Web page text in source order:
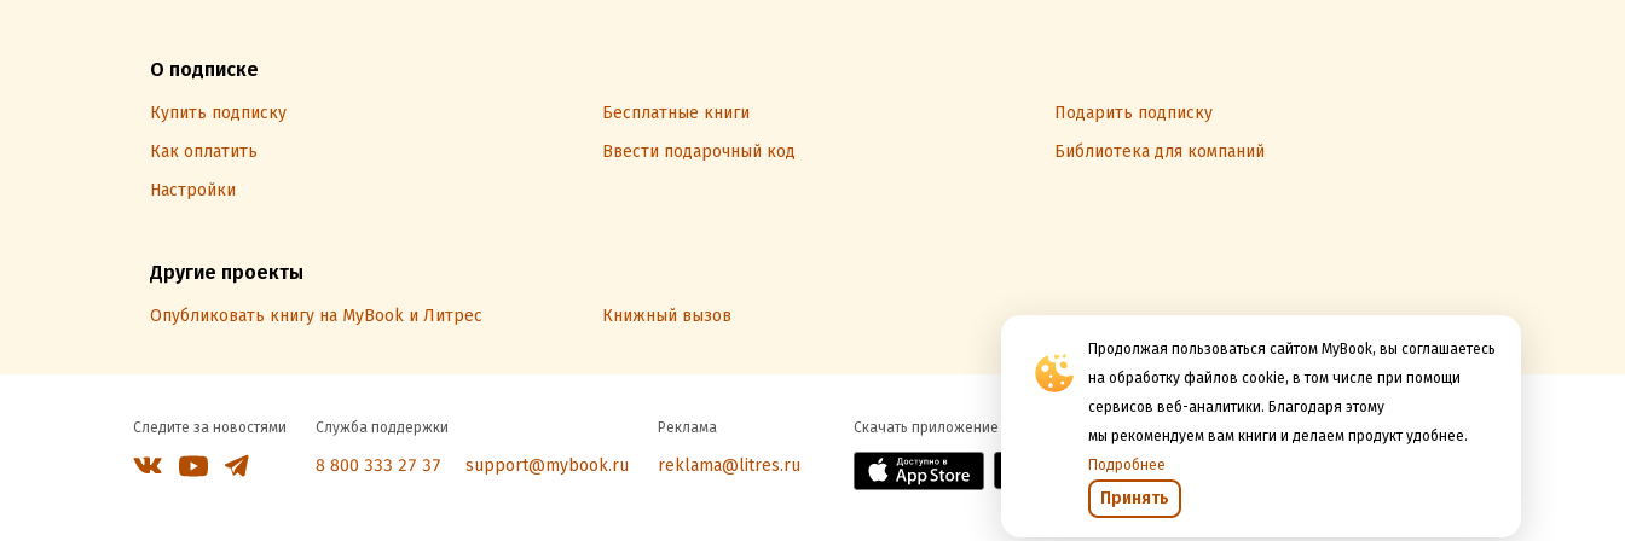
Продолжая пользоваться сайтом MyBook, вы соглашаетесь
на обработку файлов cookie, в том числе при помощи
сервисов веб-аналитики. Благодаря этому
мы рекомендуем вам книги и делаем продукт удобнее.
Подробнее
Принять
О подписке
Купить подписку Бесплатные книги
Подарить подписку
Как оплатить
Ввести подарочный код
Библиотека для компаний
Настройки
Другие проекты
Опубликовать книгу на MyBook и Литрес Книжный вызов
Следите за новостями Служба поддержки
8 800 333 27 37 support@mybook.ru
Реклама
reklama@litres.ru
Скачать приложение